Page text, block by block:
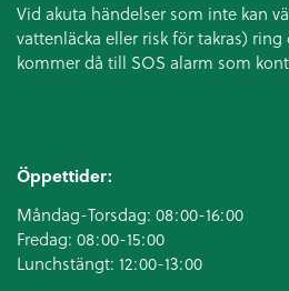
Vid akuta händelser som inte kan
vattenläcka eller risk för takras) ring
kommer då till SOS alarm som
Öppettider:
Måndag-Torsdag: 08:00-16:00
Fredag: 08:00-15:00
Lunchstängt: 12:00-13:00